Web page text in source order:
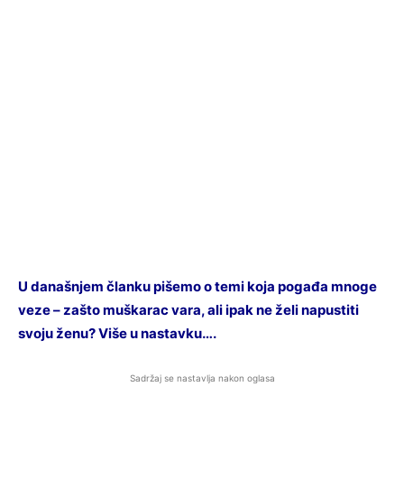
U današnjem članku pišemo o temi koja pogađa mnoge
veze – zašto muškarac vara, ali ipak ne želi napustiti
svoju ženu? Više u nastavku….
Sadržaj se nastavlja nakon oglasa